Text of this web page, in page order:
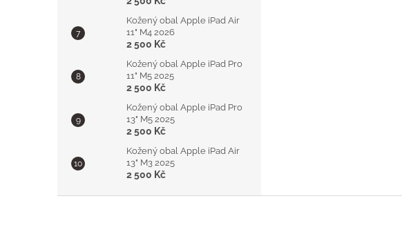
Kožený obal Apple iPad Air
11" M4 2026
2 500 Kč
Kožený obal Apple iPad Pro
11" M5 2025
2 500 Kč
Kožený obal Apple iPad Pro
13" M5 2025
2 500 Kč
Kožený obal Apple iPad Air
13" M3 2025
2 500 Kč